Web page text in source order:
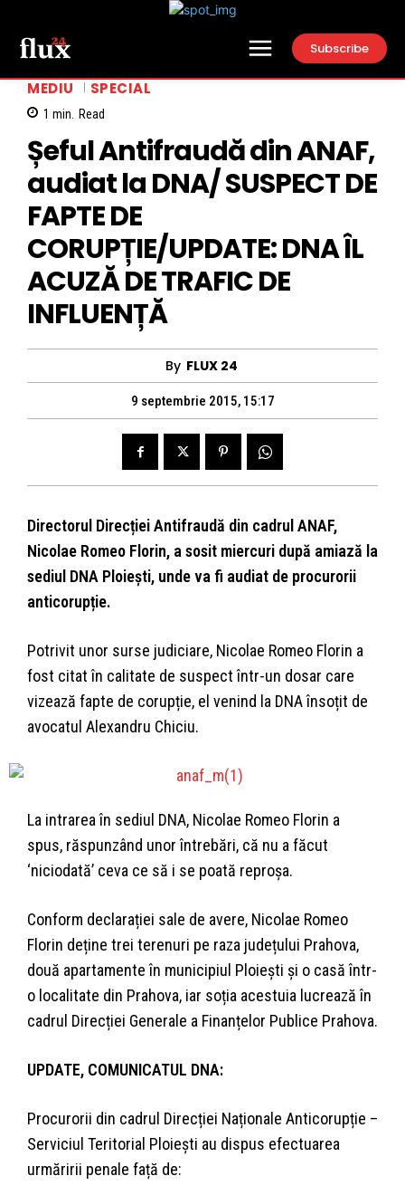
Subscribe
MEDIU SPECIAL
1 min. Read
Șeful Antifraudă din ANAF,
audiat la DNA/ SUSPECT DE
FAPTE DE
CORUPȚIE/UPDATE: DNA ÎL
ACUZĂ DE TRAFIC DE
INFLUENȚĂ
By FLUX 24
9 septembrie 2015, 15:17
Directorul Direcției Antifraudă din cadrul ANAF,
Nicolae Romeo Florin, a sosit miercuri după amiază la
sediul DNA Ploiești, unde va fi audiat de procurorii
anticorupție.
Potrivit unor surse judiciare, Nicolae Romeo Florin a
fost citat în calitate de suspect într-un dosar care
vizează fapte de corupție, el venind la DNA însoțit de
avocatul Alexandru Chiciu.
La intrarea în sediul DNA, Nicolae Romeo Florin a
spus, răspunzând unor întrebări, că nu a făcut
‘niciodată’ ceva ce să i se poată reproșa.
Conform declarației sale de avere, Nicolae Romeo
Florin deține trei terenuri pe raza județului Prahova,
două apartamente în municipiul Ploiești și o casă într-
o localitate din Prahova, iar soția acestuia lucrează în
cadrul Direcției Generale a Finanțelor Publice Prahova.
UPDATE, COMUNICATUL DNA:
Procurorii din cadrul Direcției Naționale Anticorupție –
Serviciul Teritorial Ploiești au dispus efectuarea
urmăririi penale față de: